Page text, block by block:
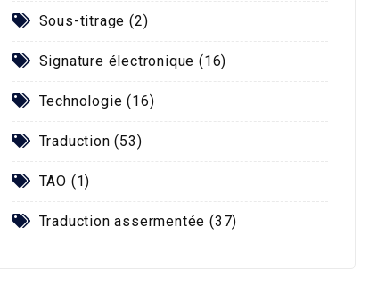
Sous-titrage (2)
Signature électronique (16)
Technologie (16)
Traduction (53)
TAO (1)
Traduction assermentée (37)